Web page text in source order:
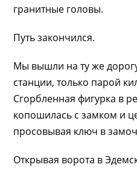
гранитные головы.
Путь закончился.
Мы вышли на ту же
станции, только парой
Сгорбленная фигурка в
копошилась с замком и
просовывая ключ в
Открывая ворота в